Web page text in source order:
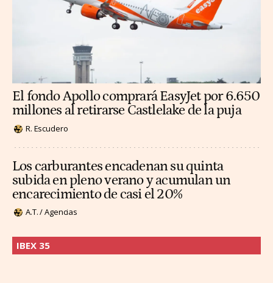
El fondo Apollo comprará EasyJet por 6.650
millones al retirarse Castlelake de la puja
R. Escudero
Los carburantes encadenan su quinta
subida en pleno verano y acumulan un
encarecimiento de casi el 20%
A.T. / Agencias
IBEX 35